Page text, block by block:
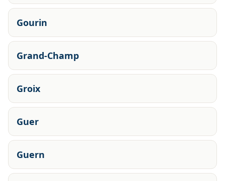
Gourin
Grand-Champ
Groix
Guer
Guern